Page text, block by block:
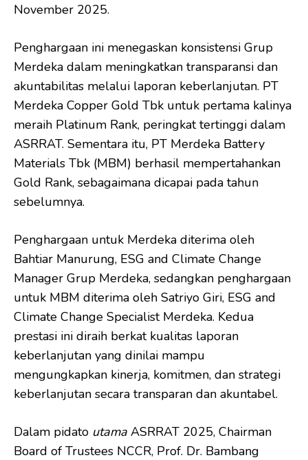
November 2025.
Penghargaan ini menegaskan konsistensi Grup
Merdeka dalam meningkatkan transparansi dan
akuntabilitas melalui laporan keberlanjutan. PT
Merdeka Copper Gold Tbk untuk pertama kalinya
meraih Platinum Rank, peringkat tertinggi dalam
ASRRAT. Sementara itu, PT Merdeka Battery
Materials Tbk (MBM) berhasil mempertahankan
Gold Rank, sebagaimana dicapai pada tahun
sebelumnya.
Penghargaan untuk Merdeka diterima oleh
Bahtiar Manurung, ESG and Climate Change
Manager Grup Merdeka, sedangkan penghargaan
untuk MBM diterima oleh Satriyo Giri, ESG and
Climate Change Specialist Merdeka. Kedua
prestasi ini diraih berkat kualitas laporan
keberlanjutan yang dinilai mampu
mengungkapkan kinerja, komitmen, dan strategi
keberlanjutan secara transparan dan akuntabel.
Dalam pidato utama ASRRAT 2025, Chairman
Board of Trustees NCCR, Prof. Dr. Bambang